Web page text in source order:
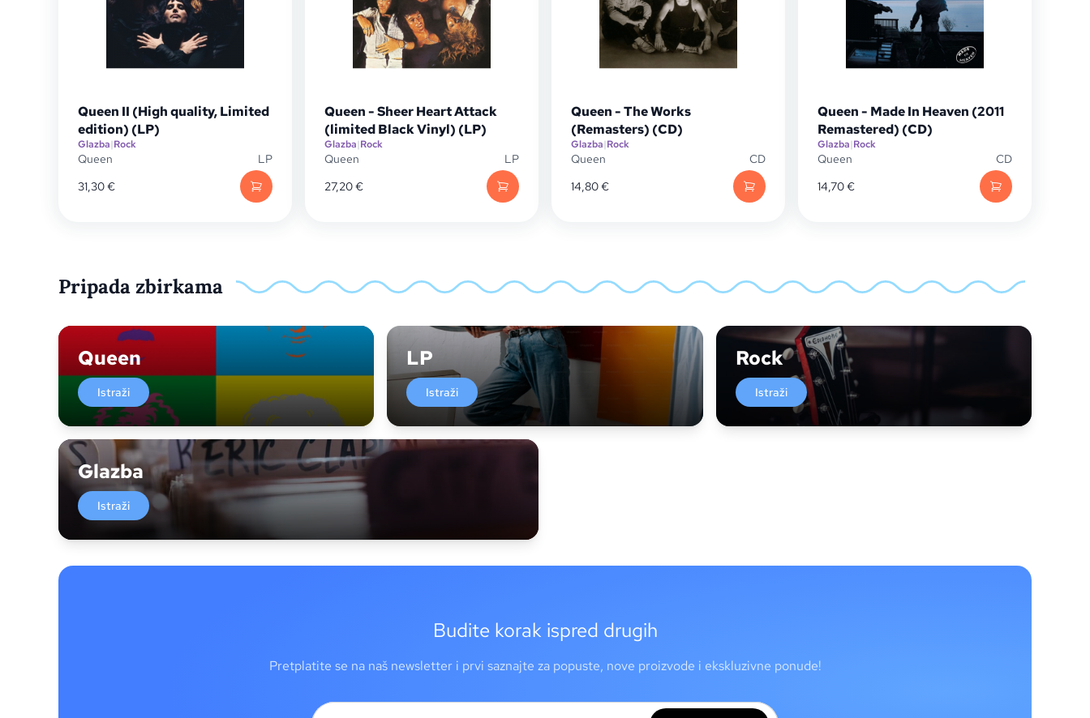
Queen II (High quality, Limited
edition) (LP)
Glazba|Rock
Queen
LP
31,30€
Queen - Sheer Heart Attack
(limited Black Vinyl) (LP)
Glazba|Rock
Queen
LP
27,20€
Queen - The Works
(Remasters) (CD)
Glazba|Rock
Queen
CD
14,80€
Queen - Made In Heaven (2011
Remastered) (CD)
Glazba|Rock
Queen
CD
14,70€
Pripada zbirkama
Queen
Istraži
LP
Istraži
Rock
Istraži
Glazba
Istraži
Budite korak ispred drugih
Pretplatite se na naš newsletter i prvi saznajte za popuste, nove proizvode i ekskluzivne ponude!